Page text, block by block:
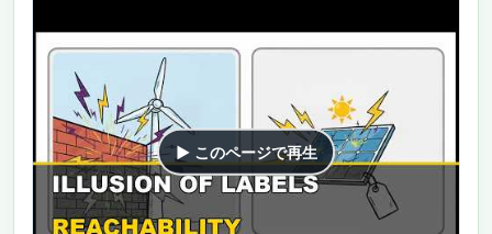
▶ このページで再生